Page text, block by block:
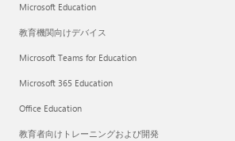
Microsoft Education
教育機関向けデバイス
Microsoft Teams for Education
Microsoft 365 Education
Office Education
教育者向けトレーニングおよび開発